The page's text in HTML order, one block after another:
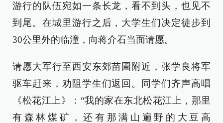
游行的队伍宛如一条长龙，看不到头，也见不
到尾。在城里游行之后，大学生们决定徒步到
30公里外的临潼，向蒋介石当面请愿。
请愿大军行至西安东郊苗圃附近，张学良将军
驱车赶来，劝阻学生们返回。同学们齐声高唱
《松花江上》：“我的家在东北松花江上，那里
有森林煤矿，还有那满山遍野的大豆高